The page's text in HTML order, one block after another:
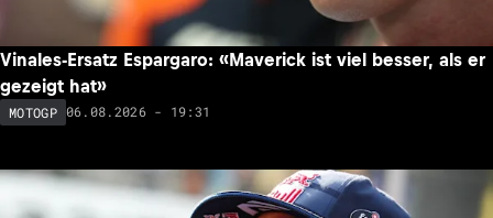
Vinales-Ersatz Espargaro: «Maverick ist viel besser, als er
gezeigt hat»
MOTOGP 06.08.2026 - 19:31